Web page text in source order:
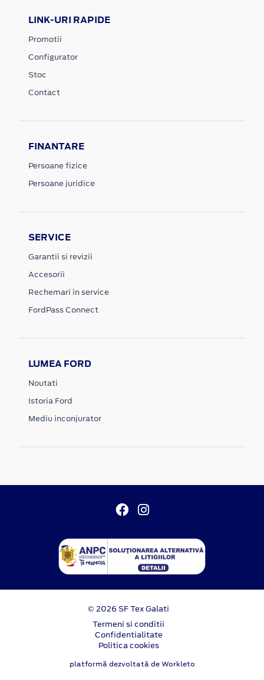
LINK-URI RAPIDE
Promotii
Configurator
Stoc
Contact
FINANTARE
Persoane fizice
Persoane juridice
SERVICE
Garantii si revizii
Accesorii
Rechemari in service
FordPass Connect
LUMEA FORD
Noutati
Istoria Ford
Mediu inconjurator
© 2026 SF Tex Galati
Termeni si conditii
Confidentialitate
Politica cookies
platformă dezvoltată de Workleto